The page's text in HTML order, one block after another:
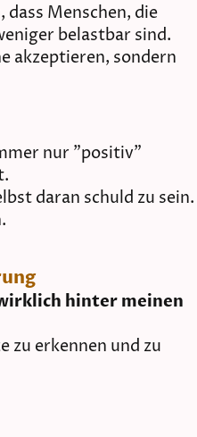
dass Menschen, die
belastbar sind.
akzeptieren, sondern
nur "positiv"
daran schuld zu sein.
hinter meinen
zu erkennen und zu